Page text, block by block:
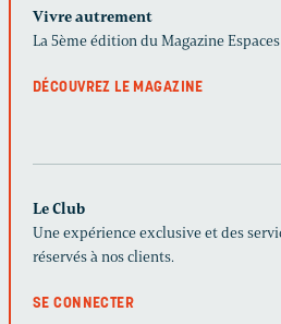
Vivre autrement
La 5ème édition du Magazine
DÉCOUVREZ LE MAGAZINE
Le Club
Une expérience exclusive et des
réservés à nos clients.
SE CONNECTER